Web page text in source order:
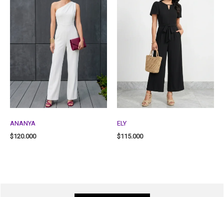
ANANYA
$120.000
ELY
$115.000